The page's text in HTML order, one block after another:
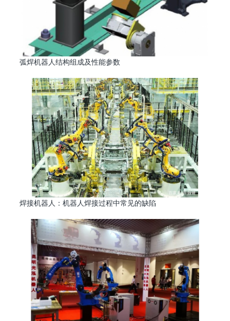
弧焊机器人结构组成及性能参数
焊接机器人：机器人焊接过程中常见的缺陷